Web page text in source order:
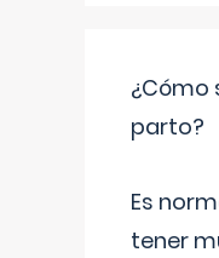
¿Cómo
parto?
Es
tener